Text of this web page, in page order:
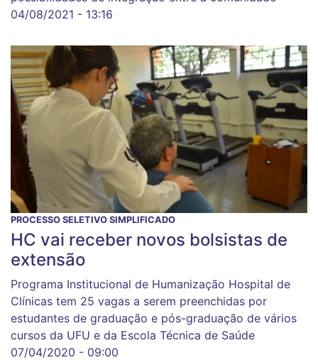
04/08/2021 - 13:16
PROCESSO SELETIVO SIMPLIFICADO
HC vai receber novos bolsistas de
extensão
Programa Institucional de Humanização Hospital de
Clínicas tem 25 vagas a serem preenchidas por
estudantes de graduação e pós-graduação de vários
cursos da UFU e da Escola Técnica de Saúde
07/04/2020 - 09:00